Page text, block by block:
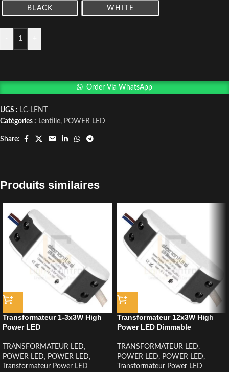
BLACK WHITE
Order Via WhatsApp
UGS : LC-LENT
Catégories : Lentille, POWER LED
Share:
Produits similaires
Transformateur 1-3x3W High
Power LED
TRANSFORMATEUR LED,
POWER LED, POWER LED,
Transformateur Power LED
Transformateur 12x3W High
Power LED Dimmable
TRANSFORMATEUR LED,
POWER LED, POWER LED,
Transformateur Power LED